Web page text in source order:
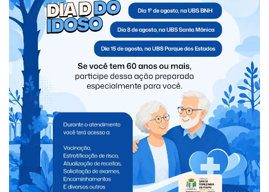
ônibus, novas linhas e tarifa de R$ 6;
audiência reúne críticas e sugestões da
população
Ingressos para Henrique & Juliano em Foz do
Iguaçu entram em pré-venda nesta sexta;
show será em outubro
Homem é agredido pelo irmão após admitir
que trocou objetos da família por drogas
CLIQUE PARA COMENTAR